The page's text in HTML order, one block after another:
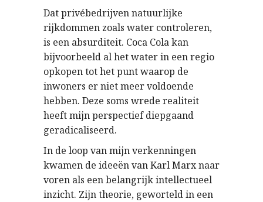
Dat privébedrijven natuurlijke
rijkdommen zoals water controleren,
is een absurditeit. Coca Cola kan
bijvoorbeeld al het water in een regio
opkopen tot het punt waarop de
inwoners er niet meer voldoende
hebben. Deze soms wrede realiteit
heeft mijn perspectief diepgaand
geradicaliseerd.
In de loop van mijn verkenningen
kwamen de ideeën van Karl Marx naar
voren als een belangrijk intellectueel
inzicht. Zijn theorie, geworteld in een